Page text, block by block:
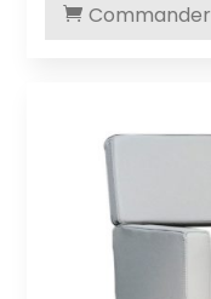
Commander